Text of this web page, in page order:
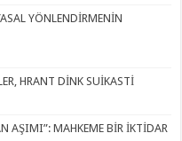
YÖNLENDİRMENİN
HRANT DİNK SUİKASTİ
AŞIMI”: MAHKEME BİR İKTİDAR